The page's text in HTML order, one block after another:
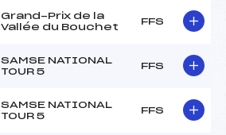
Grand-Prix de la
Vallée du Bouchet
FFS
SAMSE NATIONAL
TOUR 5
FFS
SAMSE NATIONAL
TOUR 5
FFS